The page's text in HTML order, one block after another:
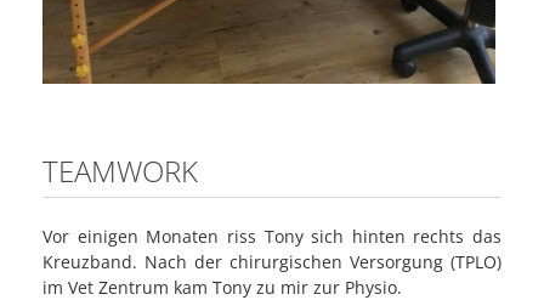
TEAMWORK
Vor einigen Monaten riss Tony sich hinten rechts das
Kreuzband. Nach der chirurgischen Versorgung (TPLO)
im Vet Zentrum kam Tony zu mir zur Physio.